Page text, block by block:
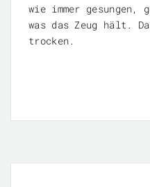
wie immer gesungen,
was das Zeug hält.
trocken.